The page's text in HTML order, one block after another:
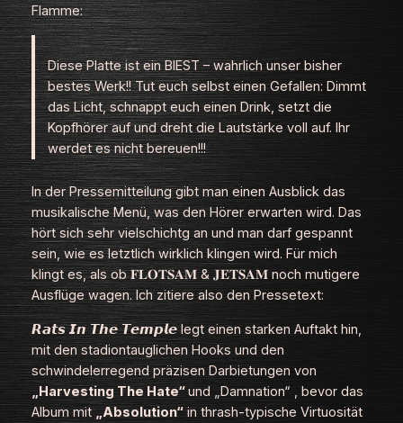
Flamme:
Diese Platte ist ein BIEST – wahrlich unser bisher
bestes Werk!! Tut euch selbst einen Gefallen: Dimmt
das Licht, schnappt euch einen Drink, setzt die
Kopfhörer auf und dreht die Lautstärke voll auf. Ihr
werdet es nicht bereuen!!!
In der Pressemitteilung gibt man einen Ausblick das
musikalische Menü, was den Hörer erwarten wird. Das
hört sich sehr vielschichtg an und man darf gespannt
sein, wie es letztlich wirklich klingen wird. Für mich
klingt es, als ob 𝐅𝐋𝐎𝐓𝐒𝐀𝐌 & 𝐉𝐄𝐓𝐒𝐀𝐌 noch mutigere
Ausflüge wagen. Ich zitiere also den Pressetext:
𝙍𝙖𝙩𝙨 𝙄𝙣 𝙏𝙝𝙚 𝙏𝙚𝙢𝙥𝙡𝙚 legt einen starken Auftakt hin,
mit den stadiontauglichen Hooks und den
schwindelerregend präzisen Darbietungen von
„Harvesting The Hate“und „Damnation“ , bevor das
Album mit „Absolution“in thrash-typische Virtuosität